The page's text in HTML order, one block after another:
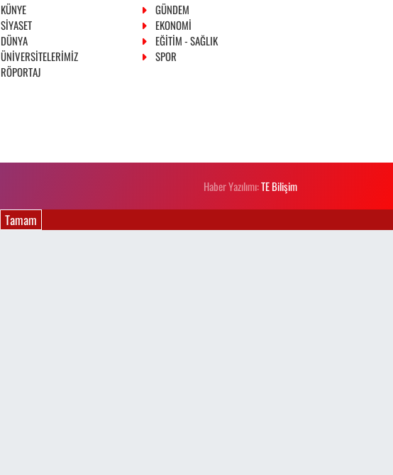
KÜNYE
GÜNDEM
SİYASET
EKONOMİ
DÜNYA
EĞİTİM - SAĞLIK
ÜNİVERSİTELERİMİZ
SPOR
RÖPORTAJ
Haber Yazılımı:TE Bilişim
Tamam